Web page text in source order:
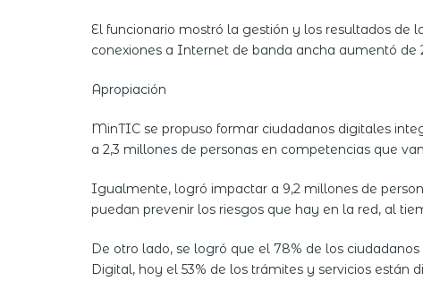
El funcionario mostró la gestión y los resultados de
conexiones a Internet de banda ancha aumentó de
Apropiación
MinTIC se propuso formar ciudadanos digitales
a 2,3 millones de personas en competencias que
Igualmente, logró impactar a 9,2 millones de
puedan prevenir los riesgos que hay en la red, al
De otro lado, se logró que el 78% de los
Digital, hoy el 53% de los trámites y servicios están